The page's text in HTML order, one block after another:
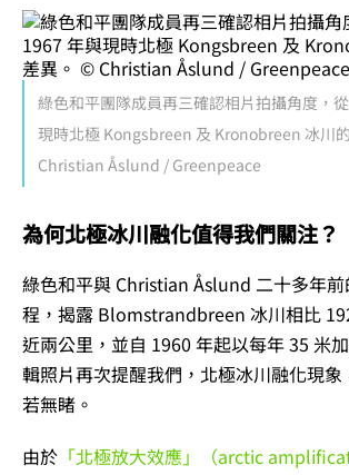
綠色和平團隊成員再三確認相片拍攝角度，
現時北極 Kongsbreen 及 Kronobreen 冰川
Christian Åslund / Greenpeace
為何北極冰川融化值得我們關注？
綠色和平與 Christian Åslund 二十多年
程，揭露 Blomstrandbreen 冰川相比
近兩公里，並自 1960 年起以每年 35 米
輯照片再次提醒我們，北極冰川融化現
若無睹。
由於 「北極放大效應」（arctic